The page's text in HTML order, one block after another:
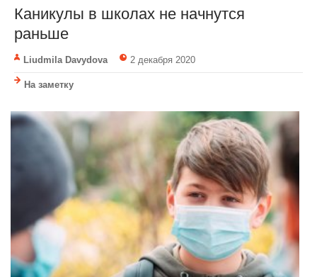
Каникулы в школах не начнутся
раньше
Liudmila Davydova 2 декабря 2020
На заметку